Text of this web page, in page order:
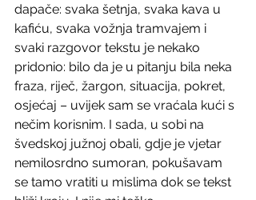
dapače: svaka šetnja, svaka kava u
kafiću, svaka vožnja tramvajem i
svaki razgovor tekstu je nekako
pridonio: bilo da je u pitanju bila neka
fraza, riječ, žargon, situacija, pokret,
osjećaj – uvijek sam se vraćala kući s
nečim korisnim. I sada, u sobi na
švedskoj južnoj obali, gdje je vjetar
nemilosrdno sumoran, pokušavam
se tamo vratiti u mislima dok se tekst